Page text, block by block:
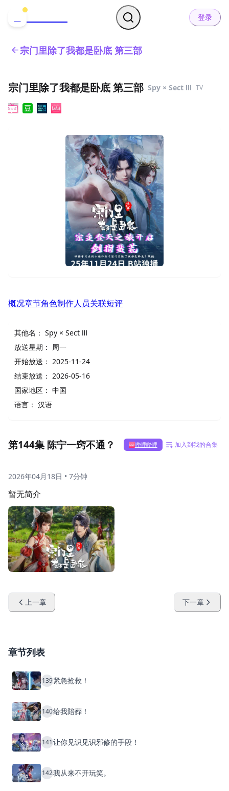
登录
宗门里除了我都是卧底 第三部
宗门里除了我都是卧底 第三部 Spy × Sect Ⅲ TV
概况章节角色制作人员关联短评
其他名： Spy × Sect Ⅲ
放送星期：
周一
开始放送： 2025-11-24
结束放送： 2026-05-16
国家地区： 中国
语言： 汉语
第144集 陈宁一窍不通？ 哔哩哔哩 加入到我的合集
2026年04月18日 • 7分钟
暂无简介
上一章 下一章
章节列表
139紧急抢救！
140给我陪葬！
141让你见识见识邪修的手段！
142我从来不开玩笑。